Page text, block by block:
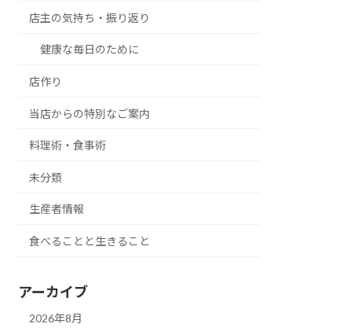
店主の気持ち・振り返り
健康な毎日のために
店作り
当店からの特別なご案内
料理術・食事術
未分類
生産者情報
食べることと生きること
アーカイブ
2026年8月